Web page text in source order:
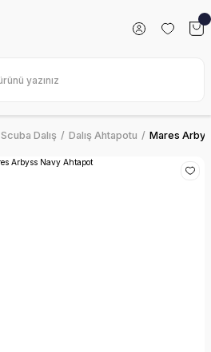
Scuba Dalış Dalış Ahtapotu Mares